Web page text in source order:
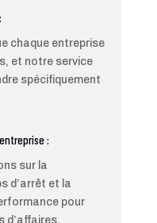
chaque entreprise
et notre service
spécifiquement
:
sur la
d’arrêt et la
pour
d’affaires.